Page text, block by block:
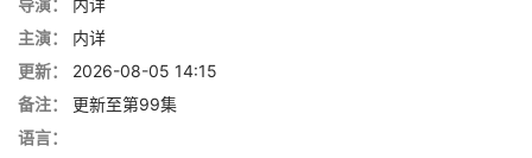
主演：
内详
更新：
2026-08-05 14:15
备注：
更新至第99集
语言：